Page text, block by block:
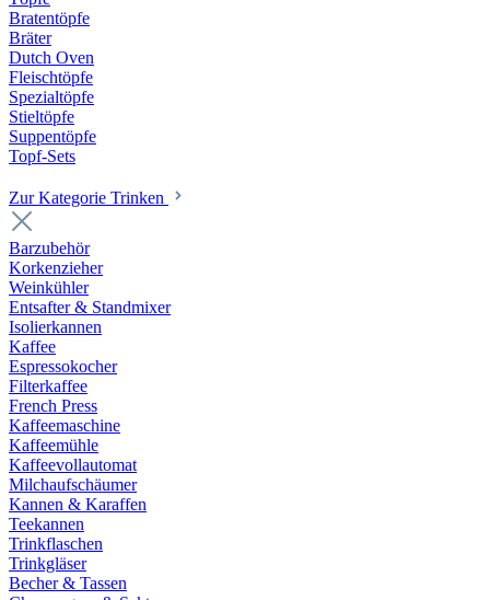
Bratentöpfe
Bräter
Dutch Oven
Fleischtöpfe
Spezialtöpfe
Stieltöpfe
Suppentöpfe
Topf-Sets
Zur Kategorie Trinken
Barzubehör
Korkenzieher
Weinkühler
Entsafter & Standmixer
Isolierkannen
Kaffee
Espressokocher
Filterkaffee
French Press
Kaffeemaschine
Kaffeemühle
Kaffeevollautomat
Milchaufschäumer
Kannen & Karaffen
Teekannen
Trinkflaschen
Trinkgläser
Becher & Tassen